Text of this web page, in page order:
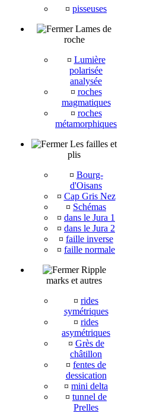
¤ pisseuses
Lames de
roche
¤ Lumière
polarisée
analysée
¤ roches
magmatiques
¤ roches
métamorphiques
Les failles et
plis
¤ Bourg-
d'Oisans
¤ Cap Gris Nez
¤ Schémas
¤ dans le Jura 1
¤ dans le Jura 2
¤ faille inverse
¤ faille normale
Ripple
marks et autres
¤ rides
symétriques
¤ rides
asymétriques
¤ Grès de
châtillon
¤ fentes de
dessication
¤ mini delta
¤ tunnel de
Prelles